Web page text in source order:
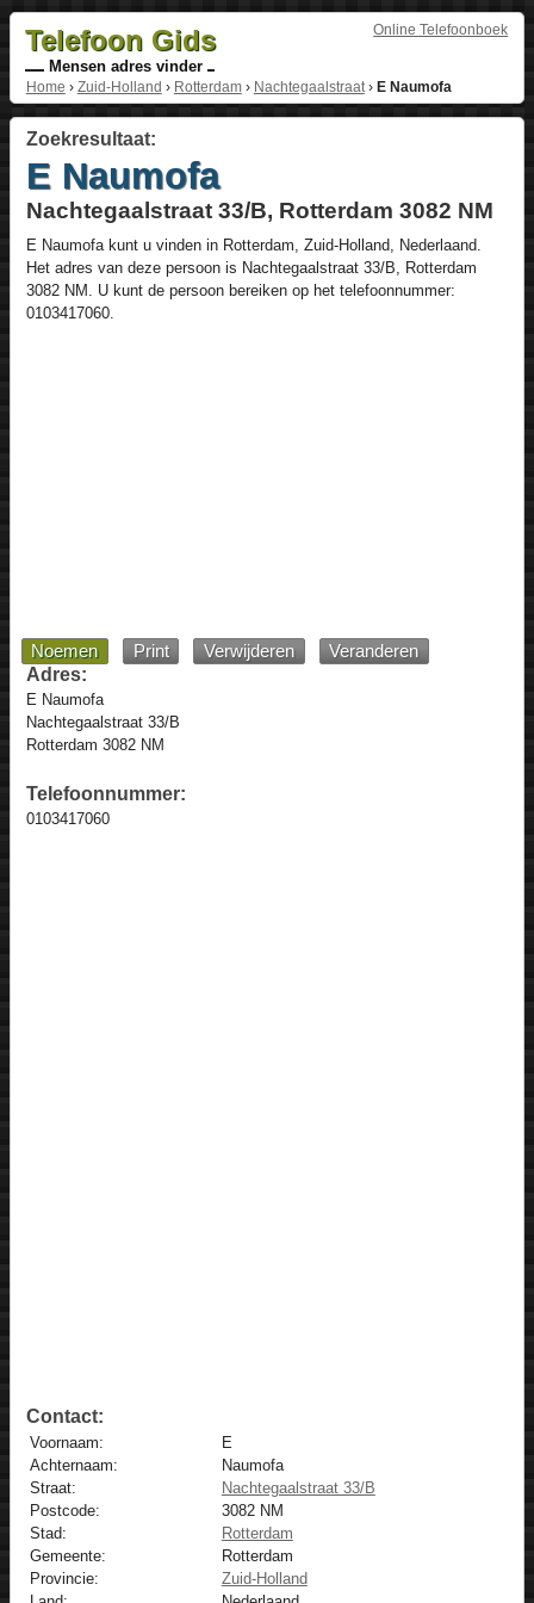
Online Telefoonboek
Telefoon Gids
Mensen adres vinder
Home › Zuid-Holland › Rotterdam› Nachtegaalstraat› E Naumofa
Zoekresultaat:
E Naumofa
Nachtegaalstraat 33/B, Rotterdam 3082 NM
E Naumofakunt u vinden in Rotterdam Zuid-Holland, Nederlaand.
Het adres van deze persoon is Nachtegaalstraat 33/B , Rotterdam
3082 NM . U kunt de persoon bereiken op het telefoonnummer:
0103417060.
Noemen Print Verwijderen
Veranderen
Adres:
E Naumofa
Nachtegaalstraat 33/B
Rotterdam 3082 NM
Telefoonnummer:
0103417060
Contact:
Voornaam:
E
Achternaam:
Naumofa
Straat:
Nachtegaalstraat 33/B
Postcode:
3082 NM
Stad:
Rotterdam
Gemeente:
Rotterdam
Provincie:
Zuid-Holland